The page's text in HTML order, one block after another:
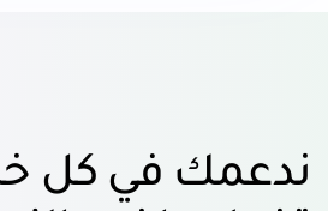
ندعمك في كل